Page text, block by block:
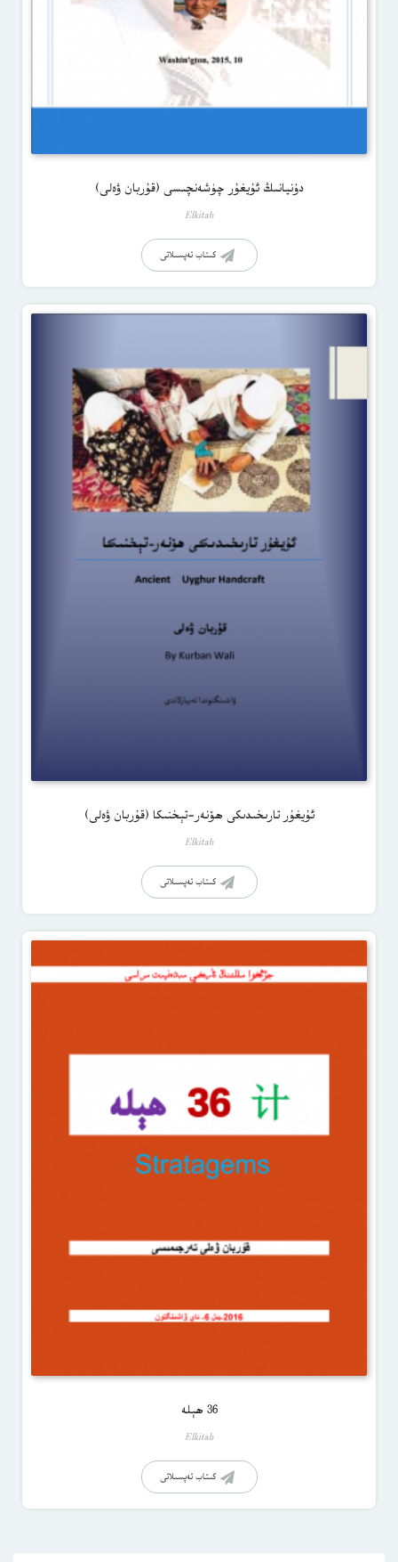
دۇنيانىڭ ئۇيغۇر چۈشەنچىسى (قۇربان ۋەلى)
Elkitab
كىتاب تەپسىلاتى
ئۇيغۇر تارىخىدىكى ھۆنەر-تېخنىكا (قۇربان ۋەلى)
Elkitab
كىتاب تەپسىلاتى
36 ھېلە
Elkitab
كىتاب تەپسىلاتى